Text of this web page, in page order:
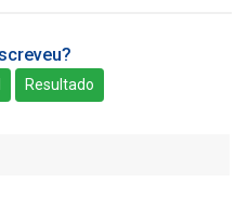
Resultado